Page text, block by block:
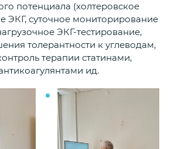
потенциала (холтеровское
ЭКГ, суточное мониторирование
ЭКГ-тестирование,
толерантности к углеводам,
терапии статинами,
ид.